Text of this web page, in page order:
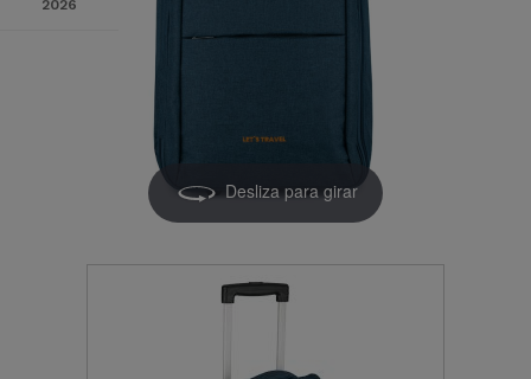
2026
Desliza para girar